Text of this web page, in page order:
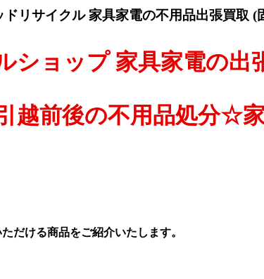
リサイクル 家具家電の不用品出張買取 (
ョップ 家具家電の出
前後の不用品処分☆
だける商品をご紹介いたします。